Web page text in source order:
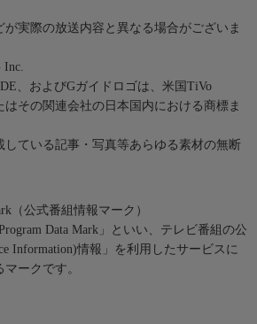
実際の放送内容と異なる場合がございま
Inc.
、およびGガイドロゴは、米国TiVo
はその関連会社の日本国内における商標ま
している記事・写真等あらゆる素材の無断
（公式番組情報マーク）
Data Mark」といい、テレビ番組の公
Information)情報」を利用したサービスに
ークです。